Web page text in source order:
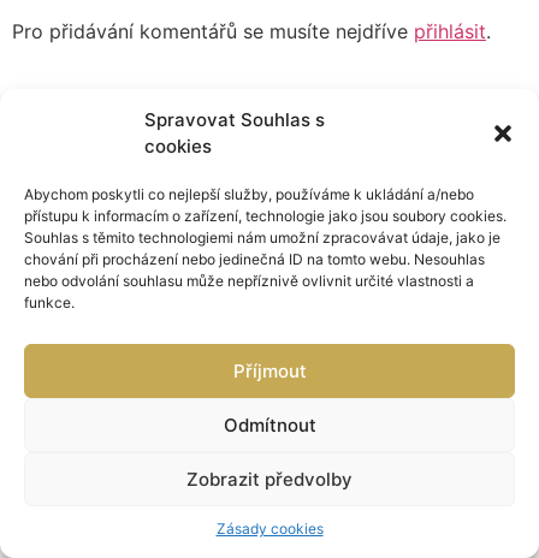
Spravovat Souhlas s
cookies
Abychom poskytli co nejlepší služby, používáme k ukládání a/nebo
přístupu k informacím o zařízení, technologie jako jsou soubory cookies.
Souhlas s těmito technologiemi nám umožní zpracovávat údaje, jako je
chování při procházení nebo jedinečná ID na tomto webu. Nesouhlas
nebo odvolání souhlasu může nepříznivě ovlivnit určité vlastnosti a
funkce.
Příjmout
Odmítnout
Zobrazit předvolby
Zásady cookies
Pro přidávání komentářů se musíte nejdříve přihlásit.